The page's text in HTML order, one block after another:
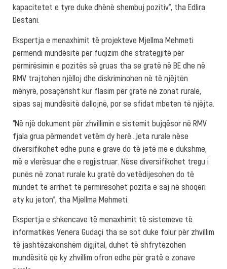
kapacitetet e tyre duke dhënë shembuj pozitiv”, tha Edlira
Destani.
Ekspertja e menaxhimit të projekteve Mjellma Mehmeti
përmendi mundësitë për fuqizim dhe strategjitë për
përmirësimin e pozitës së gruas tha se gratë në BE dhe në
RMV trajtohen njëlloj dhe diskriminohen në të njëjtën
mënyrë, posaçërisht kur flasim për gratë në zonat rurale,
sipas saj mundësitë dallojnë, por se sfidat mbeten të njëjta.
“Në një dokument për zhvillimin e sistemit bujqësor në RMV
fjala grua përmendet vetëm dy herë…Jeta rurale nëse
diversifikohet edhe puna e grave do të jetë më e dukshme,
më e vlerësuar dhe e regjistruar. Nëse diversifikohet tregu i
punës në zonat rurale ku gratë do vetëdijesohen do të
mundet të arrihet të përmirësohet pozita e saj në shoqëri
aty ku jeton”, tha Mjellma Mehmeti.
Ekspertja e shkencave të menaxhimit të sistemeve të
informatikës Venera Gudaçi tha se sot duke folur për zhvillim
të jashtëzakonshëm digjital, duhet të shfrytëzohen
mundësitë që ky zhvillim ofron edhe për gratë e zonave